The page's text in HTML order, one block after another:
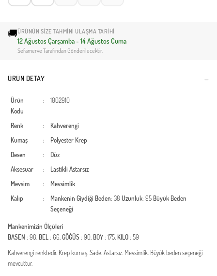
🚚ÜRÜNÜN SIZE TAHMINI ULAŞMA TARIHI
12 Ağustos Çarşamba - 14 Ağustos Cuma
Sefamerve Tarafından Gönderilecektir.
ÜRÜN DETAY
Ürün
Kodu
: 1002910
Renk :
Kahverengi
Kumaş
: Polyester Krep
Desen
:
Düz
Aksesuar
: Lastikli Astarsız
Mevsim
:
Mevsimlik
Kalıp
: Mankenin Giydiği Beden: 38 Uzunluk: 95 Büyük Beden
Seçeneği
Mankenimizin Ölçüleri
BASEN : 98, BEL: 66,GÖĞÜS: 90, BOY: 175, KILO: 59
Kahverengi renktedir. Krep kumaş. Sade. Astarsız. Mevsimlik. Büyük beden seçeneği
mevcuttur.